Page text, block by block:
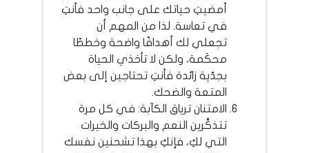
أمضيتِ حياتك على جانب واحد فأنتِ
في تعاسة. لذا من المهم أن
تجعلي لك أهدافًا واضحة وخططًا
محكَمة، ولكن لا تأخذي الحياة
بجدّية زائدة فأنتِ تحتاجين إلى بعض
المتعة والضحك.
الامتنان ترياق الكآبة: في كل مرة
تتذكَّرين النعم والبركات والخيرات
التي لكِ، فإنكِ بهذا تشحنين نفسك